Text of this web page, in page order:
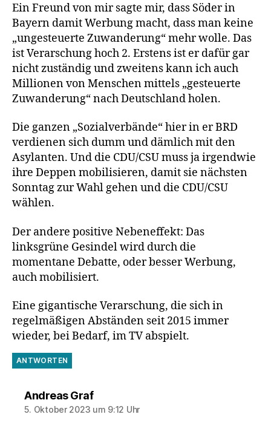
Ein Freund von mir sagte mir, dass Söder in
Bayern damit Werbung macht, dass man keine
„ungesteuerte Zuwanderung“ mehr wolle. Das
ist Verarschung hoch 2. Erstens ist er dafür gar
nicht zuständig und zweitens kann ich auch
Millionen von Menschen mittels „gesteuerte
Zuwanderung“ nach Deutschland holen.
Die ganzen „Sozialverbände“ hier in er BRD
verdienen sich dumm und dämlich mit den
Asylanten. Und die CDU/CSU muss ja irgendwie
ihre Deppen mobilisieren, damit sie nächsten
Sonntag zur Wahl gehen und die CDU/CSU
wählen.
Der andere positive Nebeneffekt: Das
linksgrüne Gesindel wird durch die
momentane Debatte, oder besser Werbung,
auch mobilisiert.
Eine gigantische Verarschung, die sich in
regelmäßigen Abständen seit 2015 immer
wieder, bei Bedarf, im TV abspielt.
ANTWORTEN
Andreas Grafsagt:
5. Oktober 2023 um 9:12 Uhr